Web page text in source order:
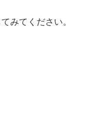
みてください。